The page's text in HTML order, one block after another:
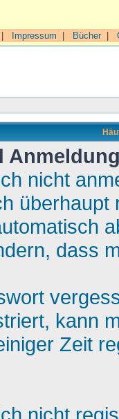
Impressum Bücher|
nicht
überhaupt
dass
kann
Zeit